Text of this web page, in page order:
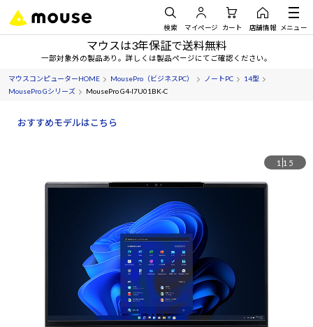
検索 マイページ カート 店舗情報 メニュー
マウスは3年保証で送料無料
一部対象外の製品あり。詳しくは製品ページにてご確認ください。
マウスコンピューターHOME MousePro（ビジネスPC） ノートPC
14型
MousePro Gシリーズ
MousePro G4-I7U01BK-C
おすすめモデルはこちら
1 15